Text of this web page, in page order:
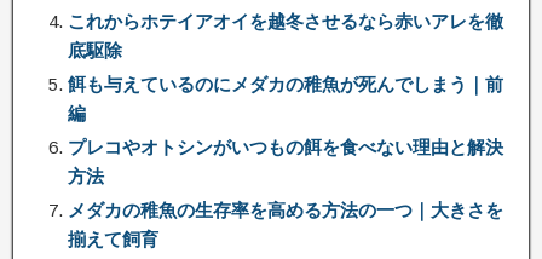
これからホテイアオイを越冬させるなら赤いアレを徹
底駆除
餌も与えているのにメダカの稚魚が死んでしまう｜前
編
プレコやオトシンがいつもの餌を食べない理由と解決
方法
メダカの稚魚の生存率を高める方法の一つ｜大きさを
揃えて飼育